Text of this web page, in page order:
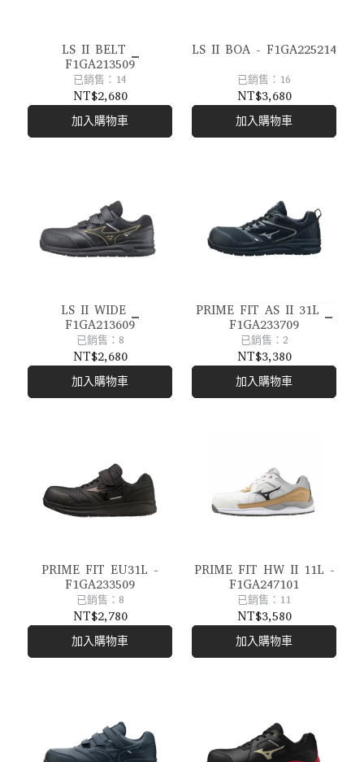
LS II BELT _
F1GA213509
已銷售：14
NT$2,680
加入購物車
LS II BOA - F1GA225214
已銷售：16
NT$3,680
加入購物車
LS II WIDE _
F1GA213609
已銷售：8
NT$2,680
加入購物車
PRIME FIT AS II 31L _
F1GA233709
已銷售：2
NT$3,380
加入購物車
PRIME FIT EU31L -
F1GA233509
已銷售：8
NT$2,780
加入購物車
PRIME FIT HW II 11L -
F1GA247101
已銷售：11
NT$3,580
加入購物車